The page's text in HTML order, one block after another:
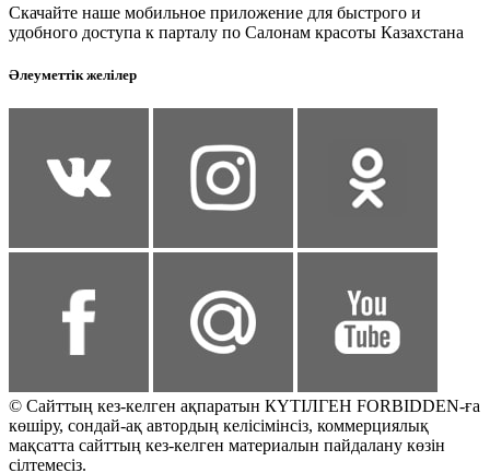
Скачайте наше мобильное приложение для быстрого и
удобного доступа к парталу по Салонам красоты Казахстана
Әлеуметтік желілер
© Сайттың кез-келген ақпаратын КҮТІЛГЕН FORBIDDEN-ға
көшіру, сондай-ақ автордың келісімінсіз, коммерциялық
мақсатта сайттың кез-келген материалын пайдалану көзін
сілтемесіз.